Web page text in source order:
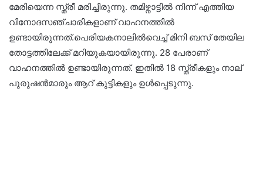
മേരിയെന്ന സ്ത്രീ മരിച്ചിരുന്നു. തമിഴ്നാട്ടില്‍ നിന്ന് എത്തിയ
വിനോദസഞ്ചാരികളാണ് വാഹനത്തില്‍
ഉണ്ടായിരുന്നത്.പെരിയകനാലില്‍വെച്ച് മിനി ബസ് തേയില
തോട്ടത്തിലേക്ക് മറിയുകയായിരുന്നു. 28 പേരാണ്
വാഹനത്തില്‍ ഉണ്ടായിരുന്നത്. ഇതില്‍ 18 സ്ത്രീകളും നാല്
പുരുഷന്‍മാരും ആറ് കുട്ടികളും ഉള്‍പ്പെടുന്നു.